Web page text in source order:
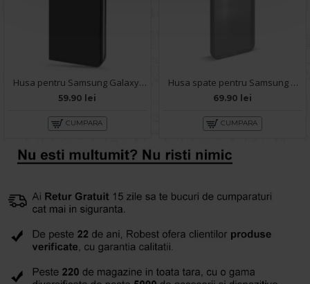
Husa pentru Samsung Galaxy A15 - Carte X-Power Negru
59.90 lei
CUMPARA
Husa spate pentru Samsung Galaxy A15- 360 case
69.90 lei
CUMPARA